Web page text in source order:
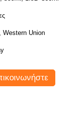
Western Union